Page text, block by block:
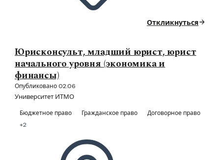
Откликнуться
Юрисконсульт, младший юрист, юрист
начального уровня (экономика и
финансы)
Опубликовано 02.06
Университет ИТМО
Бюджетное право Гражданское право
Договорное право
+2